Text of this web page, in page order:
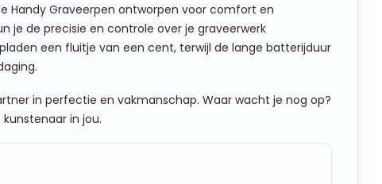
Handy Graveerpen ontworpen voor comfort en
je de precisie en controle over je graveerwerk
een fluitje van een cent, terwijl de lange batterijduur
in perfectie en vakmanschap. Waar wacht je nog op?
in jou.